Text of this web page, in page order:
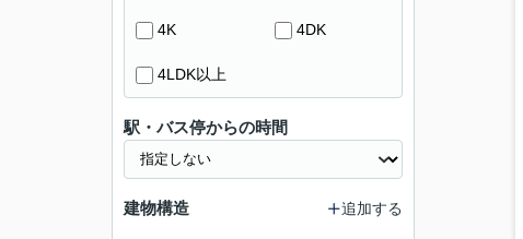
4K 4DK
4LDK以上
駅・バス停からの時間
建物構造 追加する